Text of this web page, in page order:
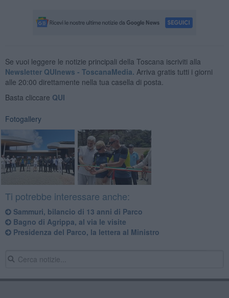
Se vuoi leggere le notizie principali della Toscana iscriviti alla
Newsletter QUInews - ToscanaMedia. Arriva gratis tutti i giorni
alle 20:00 direttamente nella tua casella di posta.
Basta cliccare QUI
Fotogallery
Ti potrebbe interessare anche:
Sammuri, bilancio di 13 anni di Parco
Bagno di Agrippa, al via le visite
Presidenza del Parco, la lettera al Ministro